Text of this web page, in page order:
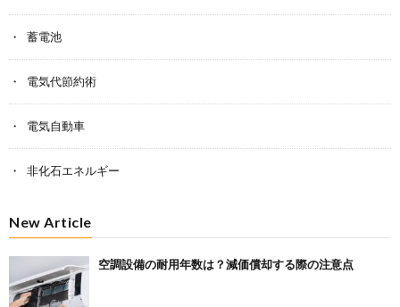
蓄電池
電気代節約術
電気自動車
非化石エネルギー
New Article
空調設備の耐用年数は？減価償却する際の注意点